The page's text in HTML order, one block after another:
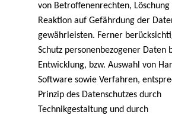
von Betroffenenrechten, Löschung
Reaktion auf Gefährdung der
gewährleisten. Ferner
Schutz personenbezogener Daten
Entwicklung, bzw. Auswahl von
Software sowie Verfahren,
Prinzip des Datenschutzes durch
Technikgestaltung und durch